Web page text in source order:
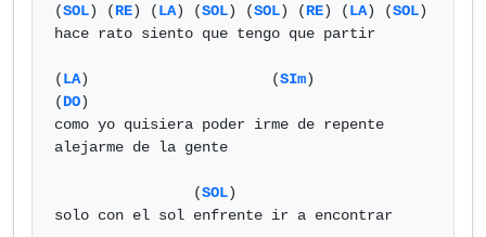
(SOL) (RE) (LA) (SOL) (SOL) (RE) (LA) (SOL)
hace rato siento que tengo que partir
(LA)                     (SIm)
(DO)
como yo quisiera poder irme de repente
alejarme de la gente
                (
SOL)
solo con el sol enfrente ir a encontrar